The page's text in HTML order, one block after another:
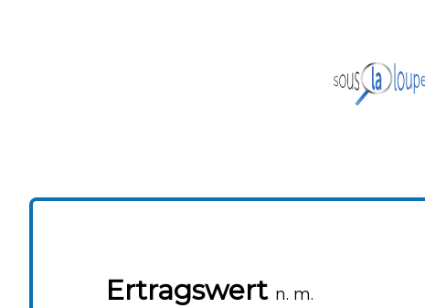
Ertragswert n. m.